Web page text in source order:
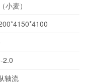
小麦）
2.0
轴流